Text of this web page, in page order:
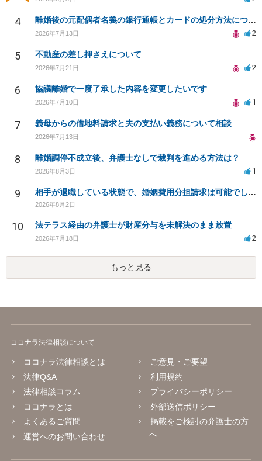
4 離婚後の元配偶者名義の銀行通帳とカードの処分方法について
2026年7月13日 2
5 不動産の差し押さえについて
2026年7月21日 2
6 協議離婚で一度了承した内容を変更したいです
2026年7月10日 1
7 義母からの借地料請求と夫の支払い義務について相談
2026年7月13日
8 離婚調停不成立後、弁護士なしで裁判を進める方法は？
2026年8月3日 1
9 相手が退職している状態で、婚姻費用分担請求は可能でしょうか？
2026年8月2日
10 法テラス経由の弁護士が財産分与を未解決のまま放置
2026年7月18日 2
もっと見る
ココナラ法律相談について
ココナラ法律相談とは
法律Q&A
法律相談コラム
ココナラとは
よくあるご質問
運営へのお問い合わせ
ご意見・ご要望
利用規約
プライバシーポリシー
外部送信ポリシー
掲載をご検討の弁護士の方
へ